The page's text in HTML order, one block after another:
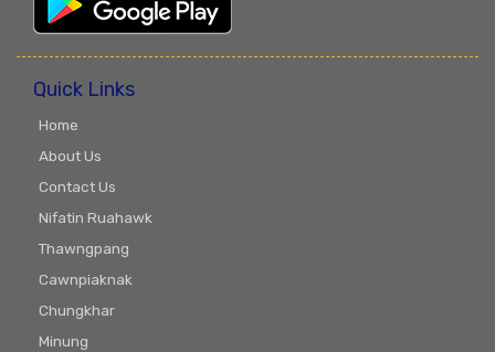
Quick Links
Home
About Us
Contact Us
Nifatin Ruahawk
Thawngpang
Cawnpiaknak
Chungkhar
Minung